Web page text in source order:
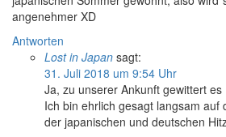
angenehmer XD
Antworten
Lost in Japan sagt:
31. Juli 2018 um 9:54 Uhr
Ja, zu unserer Ankunft gewittert es
Ich bin ehrlich gesagt langsam auf
der japanischen und deutschen